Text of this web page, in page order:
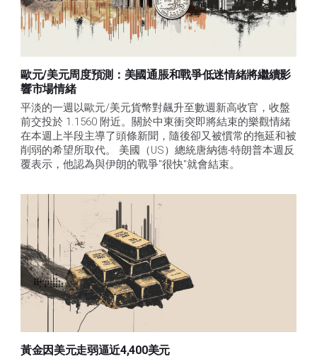
歐元/美元周度預測：美國通脹和戰爭低迷情緒將繼續影
響市場情緒
平淡的一週以歐元/美元貨幣對飆升至數週新高收官，收盤
前交投於 1.1560 附近。關於中東衝突即將結束的樂觀情緒
在本週上半段主導了頭條新聞，隨後卻又被慣常的拖延和被
削弱的希望所取代。 美國（US）總統唐納德-特朗普本週反
覆表示，他認為與伊朗的戰爭"很快"就會結束。
黃金因美元走弱逼近4,400美元